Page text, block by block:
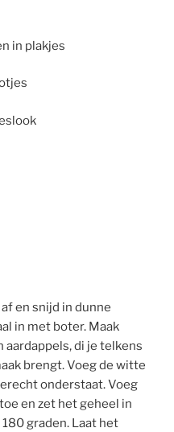
in plakjes
en snijd in dunne
in met boter. Maak
aardappels, di je telkens
brengt. Voeg de witte
onderstaat. Voeg
en zet het geheel in
graden. Laat het